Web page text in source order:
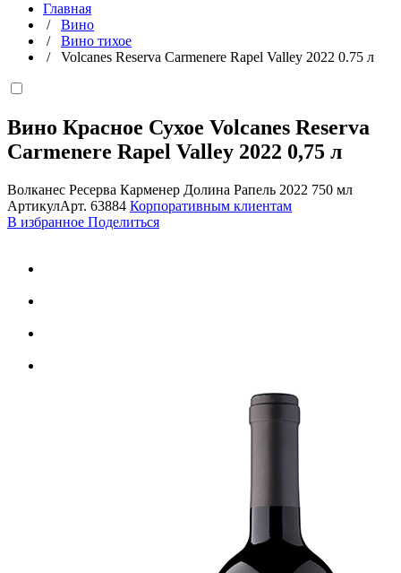
Главная
/ Вино
/ Вино тихое
/ Volcanes Reserva Carmenere Rapel Valley 2022 0.75 л
Вино Красное Сухое Volcanes Reserva
Carmenere Rapel Valley 2022 0,75 л
Волканес Ресерва Карменер Долина Рапель 2022 750 мл
АртикулАрт. 63884 Корпоративным клиентам
В избранное Поделиться